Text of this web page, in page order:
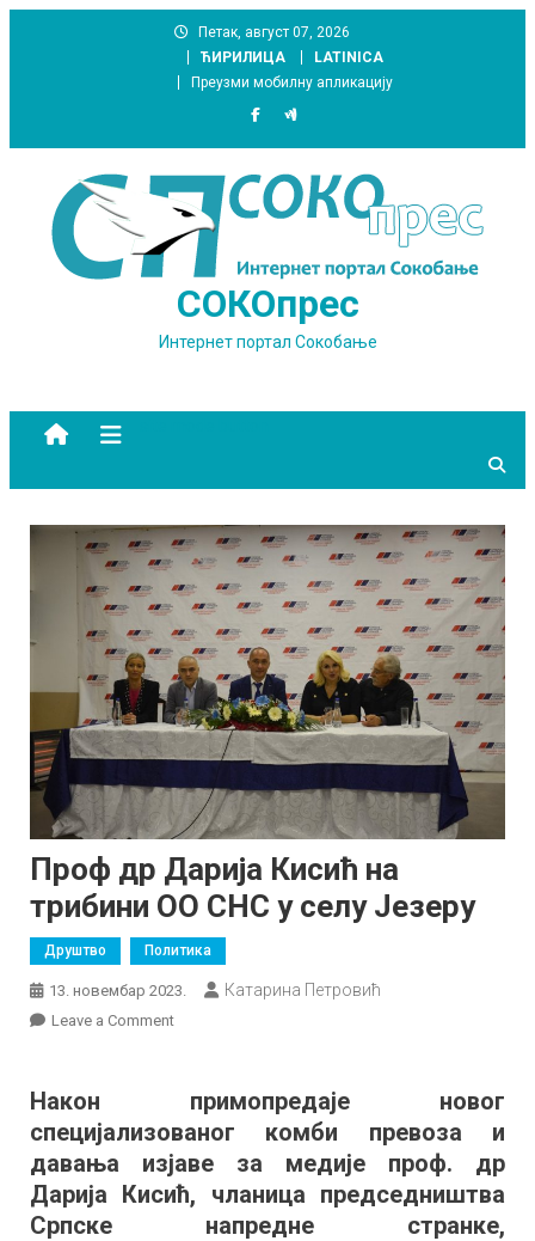
Петак, август 07, 2026
ЋИРИЛИЦА
LATINICA
Преузми мобилну апликацију
СОКОпрес
Интернет портал Сокобање
Проф др Дарија Кисић на
трибини ОО СНС у селу Језеру
Друштво Политика
13. новембар 2023. Катарина Петровић
Leave a Commenton
Дарија
Кисић
на
трибини
ОО
Након примопредаје новог
специјализованог комби превоза и
давања изјаве за медије проф. др
Дарија Кисић, чланица председништва
Српске напредне странке,